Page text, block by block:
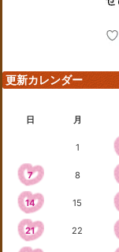
更新カレンダー
日 月
1
7 8
14 15
21 22